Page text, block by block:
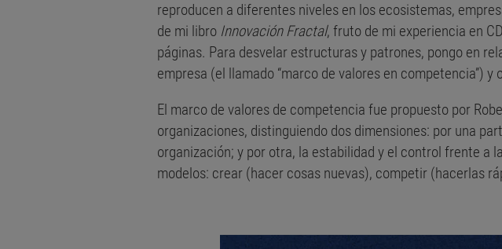
reproducen a diferentes niveles en los ecosistemas,
de mi libro Innovación Fractal, fruto de mi experiencia en
páginas. Para desvelar estructuras y patrones, pongo en
empresa (el llamado “marco de valores en competencia”)
El marco de valores de competencia fue propuesto por
organizaciones, distinguiendo dos dimensiones: por una
organización; y por otra, la estabilidad y el control frente a
modelos: crear (hacer cosas nuevas), competir (hacerlas